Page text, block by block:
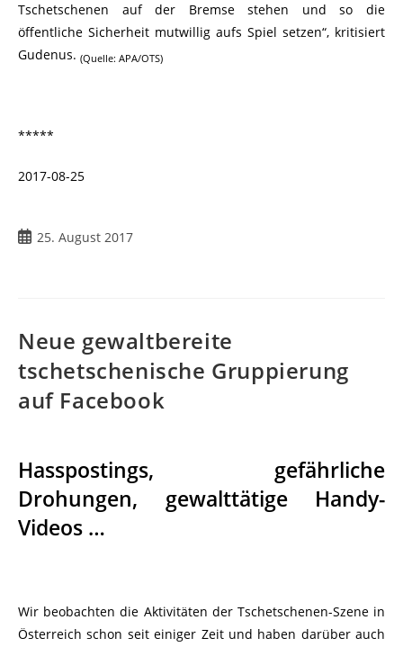
Tschetschenen auf der Bremse stehen und so die
öffentliche Sicherheit mutwillig aufs Spiel setzen“, kritisiert
Gudenus. (Quelle: APA/OTS)
*****
2017-08-25
25. August 2017
Neue gewaltbereite
tschetschenische Gruppierung
auf Facebook
Hasspostings, gefährliche
Drohungen, gewalttätige Handy-
Videos …
Wir beobachten die Aktivitäten der Tschetschenen-Szene in
Österreich schon seit einiger Zeit und haben darüber auch